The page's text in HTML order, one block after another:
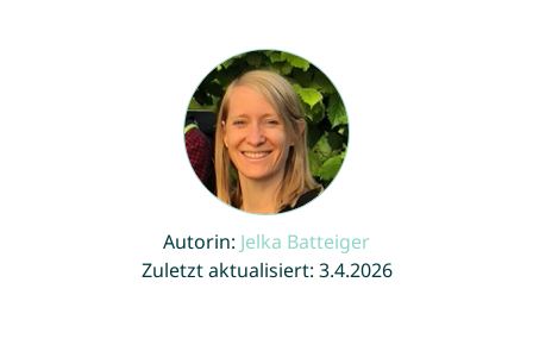
Autorin: Jelka Batteiger
Zuletzt aktualisiert: 3.4.2026